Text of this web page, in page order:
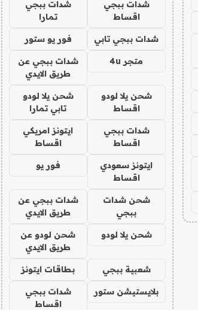
شدات ببجي
اقساط
شدات ببجي
تمارا
شدات ببجي تابي فور يو ستور
متجر 4u
شدات ببجي عن
طريق الايدي
شحن يلا لودو
اقساط
شحن يلا لودو
تابي تمارا
شدات ببجي
اقساط
ايتونز امريكي
اقساط
ايتونز سعودي
اقساط
فور يو
شحن شدات
ببجي
شدات ببجي عن
طريق الايدي
شحن يلا لودو
شحن لودو عن
طريق الايدي
شعبية ببجي بطاقات ايتونز
بلايستيشن ستور
شدات ببجي
اقساط